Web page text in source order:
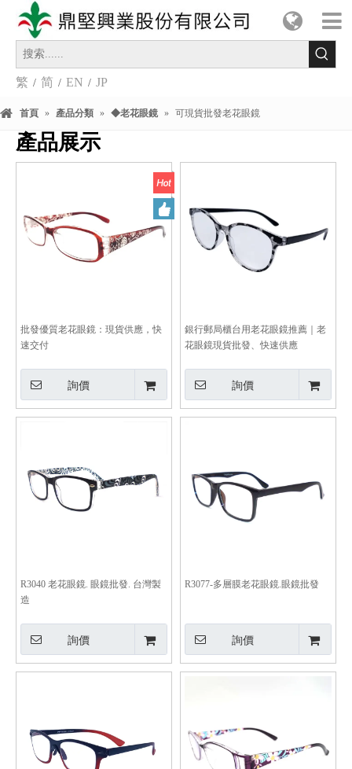
繁 / 简 / EN / JP
首頁 » 產品分類 » ◆老花眼鏡 » 可現貨批發老花眼鏡
產品展示
批發優質老花眼鏡：現貨供應，快
速交付
詢價
銀行郵局櫃台用老花眼鏡推薦｜老
花眼鏡現貨批發、快速供應
詢價
R3040 老花眼鏡. 眼鏡批發. 台灣製
造
詢價
R3077-多層膜老花眼鏡.眼鏡批發
詢價